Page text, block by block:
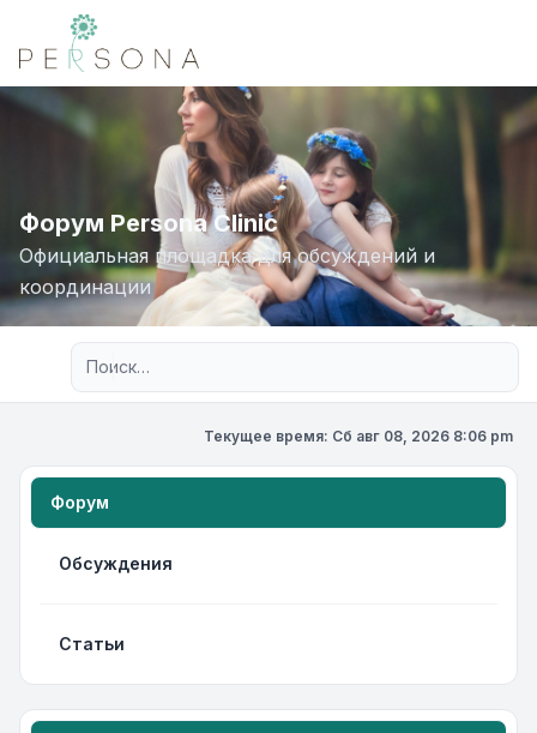
Форум Persona Clinic
Официальная площадка для обсуждений и
координации
Текущее время: Сб авг 08, 2026 8:06 pm
Форум
Обсуждения
Статьи